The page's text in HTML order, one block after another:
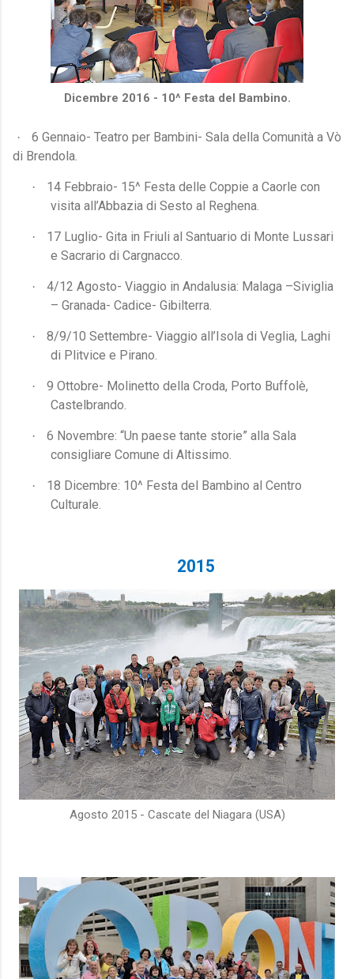
Dicembre 2016 - 10^ Festa del Bambino.
·
6 Gennaio- Teatro per Bambini- Sala della Comunità a Vò
di Brendola.
·
14 Febbraio- 15^ Festa delle Coppie a Caorle con
visita all’Abbazia di Sesto al Reghena.
·
17 Luglio- Gita in Friuli al Santuario di Monte Lussari
e Sacrario di Cargnacco.
·
4/12 Agosto- Viaggio in Andalusia: Malaga –Siviglia
– Granada- Cadice- Gibilterra.
·
8/9/10 Settembre- Viaggio all’Isola di Veglia, Laghi
di Plitvice e Pirano.
·
9 Ottobre- Molinetto della Croda, Porto Buffolè,
Castelbrando.
·
6 Novembre: “Un paese tante storie” alla Sala
consigliare Comune di Altissimo.
·
18 Dicembre: 10^ Festa del Bambino al Centro
Culturale.
2015
Agosto 2015 - Cascate del Niagara (USA)